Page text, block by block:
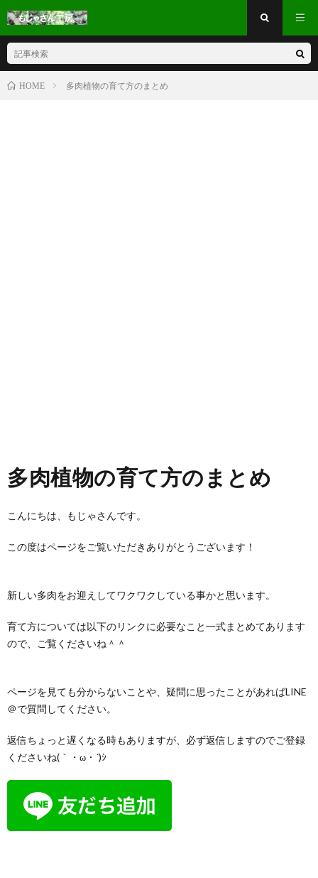
HOME 多肉植物の育て方のまとめ
多肉植物の育て方のまとめ
こんにちは、もじゃさんです。
この度はページをご覧いただきありがとうございます！
新しい多肉をお迎えしてワクワクしている事かと思います。
育て方については以下のリンクに必要なこと一式まとめてあります
ので、ご覧くださいね＾＾
ページを見ても分からないことや、疑問に思ったことがあればLINE
＠で質問してください。
返信ちょっと遅くなる時もありますが、必ず返信しますのでご登録
くださいね(｀・ω・´)ｼ